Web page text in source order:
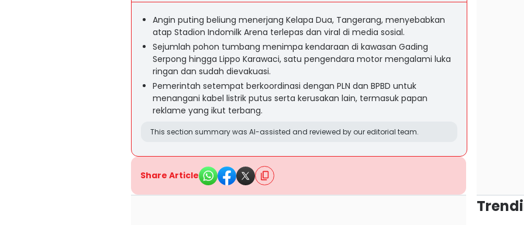
Angin puting beliung menerjang Kelapa Dua, Tangerang, menyebabkan
atap Stadion Indomilk Arena terlepas dan viral di media sosial.
Sejumlah pohon tumbang menimpa kendaraan di kawasan Gading
Serpong hingga Lippo Karawaci, satu pengendara motor mengalami luka
ringan dan sudah dievakuasi.
Pemerintah setempat berkoordinasi dengan PLN dan BPBD untuk
menangani kabel listrik putus serta kerusakan lain, termasuk papan
reklame yang ikut terbang.
This section summary was AI-assisted and reviewed by our editorial team.
Share Article